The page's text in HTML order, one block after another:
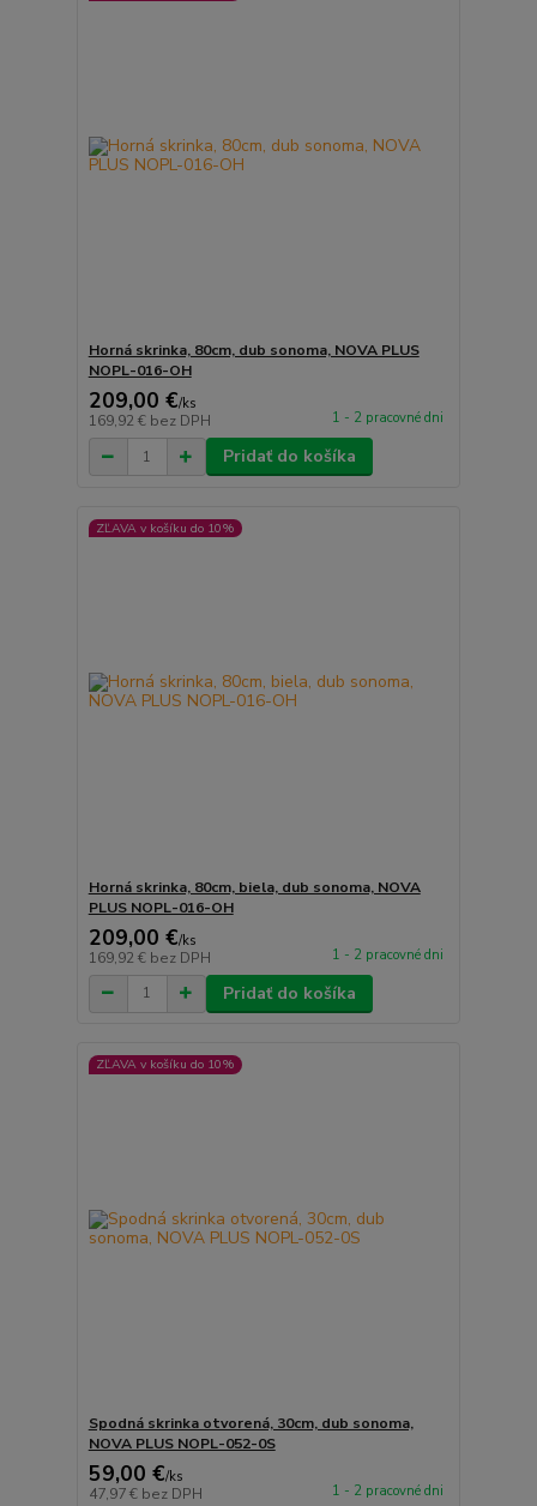
Horná skrinka, 80cm, dub sonoma, NOVA PLUS
NOPL-016-OH
209,00 €/ks
169,92 € bez DPH 1 - 2 pracovné dni
Pridať do košíka
ZĽAVA v košíku do 10%
Horná skrinka, 80cm, biela, dub sonoma, NOVA
PLUS NOPL-016-OH
209,00 €/ks
169,92 € bez DPH 1 - 2 pracovné dni
Pridať do košíka
ZĽAVA v košíku do 10%
Spodná skrinka otvorená, 30cm, dub sonoma,
NOVA PLUS NOPL-052-0S
59,00 €/ks
47,97 € bez DPH 1 - 2 pracovné dni